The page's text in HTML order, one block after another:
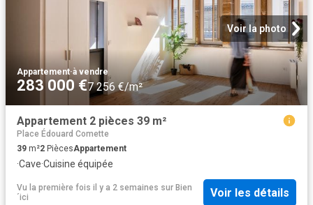
Voir la photo
Appartement·à vendre
283 000 €7 256 €/m²
Appartement 2 pièces 39 m²
Place Édouard Comette
39 m²2 PiècesAppartement
·Cave·Cuisine équipée
Vu la première fois il y a 2 semaines sur Bien
´ici
Voir les détails